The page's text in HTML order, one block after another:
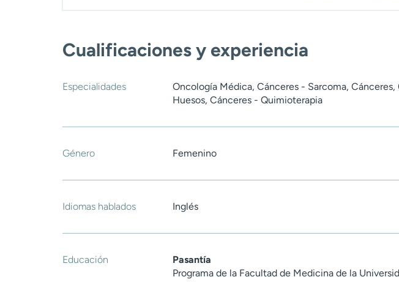
Cualificaciones y experiencia
Especialidades
Oncología Médica, Cánceres - Sarcoma,
Huesos, Cánceres - Quimioterapia
Género Femenino
Idiomas hablados Inglés
Educación
Pasantía
Programa de la Facultad de Medicina de la